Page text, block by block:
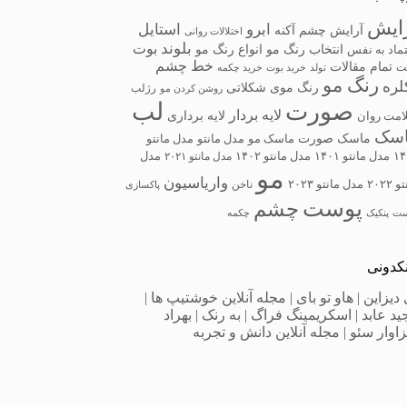
آرایش چشم آکنه ابرو اختلالات روانی استایل
به نفس انتخاب رنگ مو انواع رنگ مو بلوند بوت
تمام مقالات تولد خرید بوت خرید چکمه خط چشم
رنگ مو رنگ موی شکلاتی روشن کردن مو رژلب
روان صورت لایه بردار لایه برداری لب
ماسک صورت ماسک مو مدل مانتو مدل مانتو
مدل مانتو ۱۴۰۱ مدل مانتو ۱۴۰۲ مدل مانتو ۲۰۲۱ مدل
۲۰۲۲ مدل مانتو ۲۰۲۳ مو ناخن واریاسیون پاکسازی
پنکیک پوست چشم چکمه
دیزاین |هاو تو بای | مجله آنلاین خوشتیپ ها |
عابد | اسکریمینگ فراگ | به‌ رنک | بهراد
سئو | مجله آنلاین دانش و تجربه